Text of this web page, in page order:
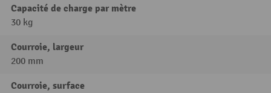
Capacité de charge par mètre
30 kg
Courroie, largeur
200 mm
Courroie, surface